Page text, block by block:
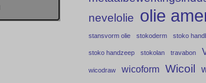
nevelolie olie
stansvorm olie stokoderm stoko
stoko handzeep stokolan travabon
wicodraw wicoform Wicoil